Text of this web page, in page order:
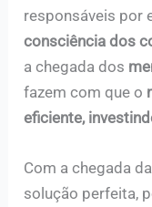
responsáveis por
consciência dos
a chegada dos
fazem com que o
eficiente,
Com a chegada da
solução perfeita,